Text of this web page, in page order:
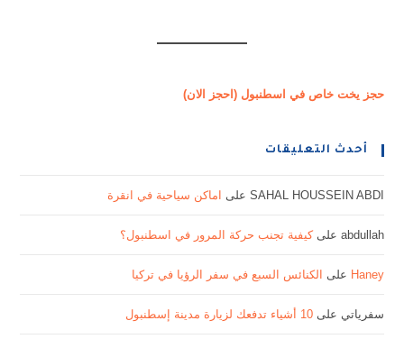
حجز يخت خاص في اسطنبول (احجز الان)
أحدث التعليقات
SAHAL HOUSSEIN ABDI على اماكن سياحية في انقرة
abdullah علىكيفية تجنب حركة المرور في اسطنبول؟
Haney على الكنائس السبع في سفر الرؤيا في تركيا
سفرياتي على10 أشياء تدفعك لزيارة مدينة إسطنبول